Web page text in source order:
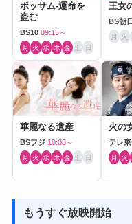
ポッサム-運命を
盗む
BS10 09:15～
月 火 水 木 金 土 日
王女
BS朝日
月 火
華麗なる遺産
BSフジ 10:00～
月 火 水 木 金 土 日
火の
テレ東
月 火
もうすぐ放映開始